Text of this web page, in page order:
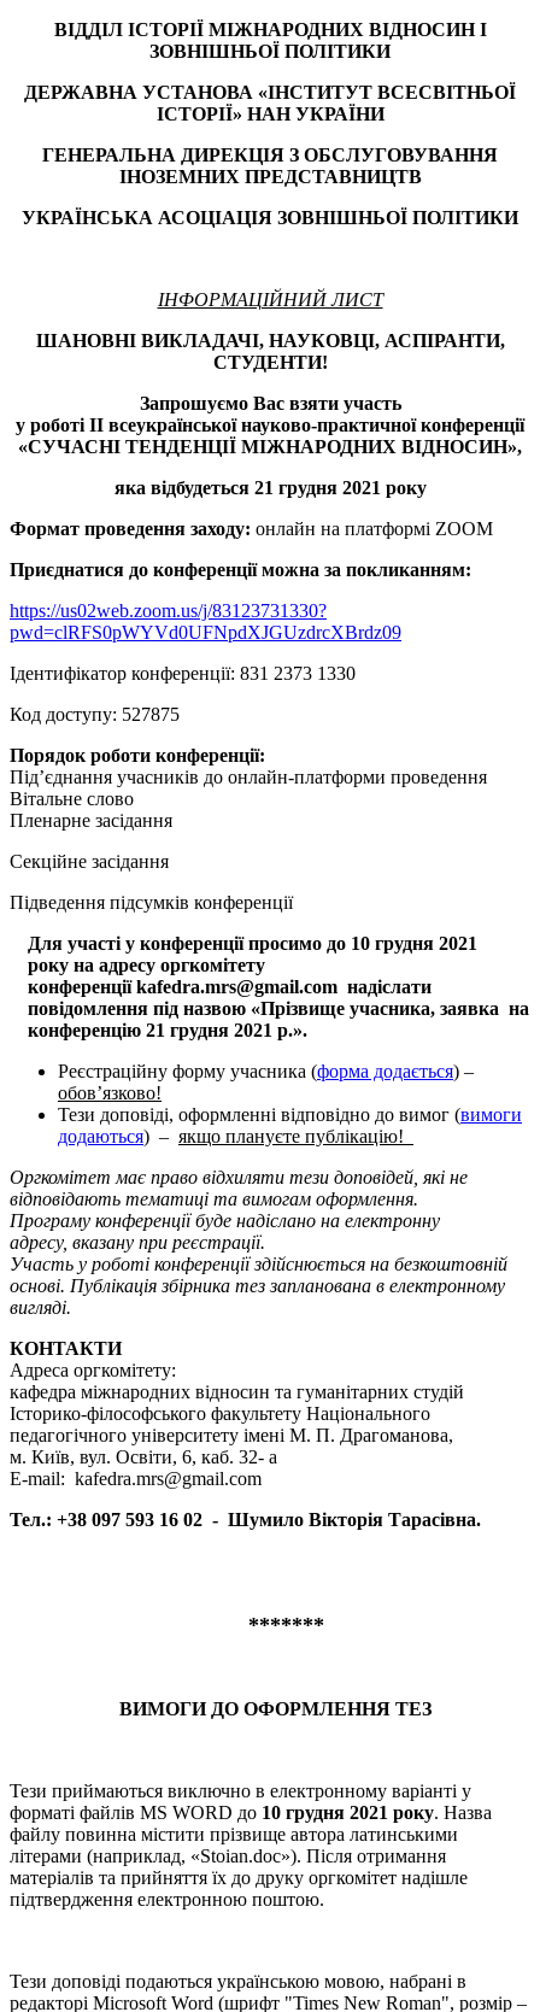
ВІДДІЛ ІСТОРІЇ МІЖНАРОДНИХ ВІДНОСИН І
ЗОВНІШНЬОЇ ПОЛІТИКИ
ДЕРЖАВНА УСТАНОВА «ІНСТИТУТ ВСЕСВІТНЬОЇ
ІСТОРІЇ» НАН УКРАЇНИ
ГЕНЕРАЛЬНА ДИРЕКЦІЯ З ОБСЛУГОВУВАННЯ
ІНОЗЕМНИХ ПРЕДСТАВНИЦТВ
УКРАЇНСЬКА АСОЦІАЦІЯ ЗОВНІШНЬОЇ ПОЛІТИКИ
ІНФОРМАЦІЙНИЙ ЛИСТ
ШАНОВНІ ВИКЛАДАЧІ, НАУКОВЦІ, АСПІРАНТИ,
СТУДЕНТИ!
Запрошуємо Вас взяти участь
у роботі ІІ всеукраїнської науково-практичної конференції
«СУЧАСНІ ТЕНДЕНЦІЇ МІЖНАРОДНИХ ВІДНОСИН»,
яка відбудеться 21 грудня 2021 року
Формат проведення заходу: онлайн на платформі ZOOM
Приєднатися до конференції можна за покликанням:
https://us02web.zoom.us/j/83123731330?
pwd=clRFS0pWYVd0UFNpdXJGUzdrcXBrdz09
Ідентифікатор конференції: 831 2373 1330
Код доступу: 527875
Порядок роботи конференції:
Під’єднання учасників до онлайн-платформи проведення
Вітальне слово
Пленарне засідання
Секційне засідання
Підведення підсумків конференції
Для участі у конференції просимо до 10 грудня 2021
року на адресу оргкомітету
конференції kafedra.mrs@gmail.com надіслати
повідомлення під назвою «Прізвище учасника, заявка на
конференцію 21 грудня 2021 р.».
Реєстраційну форму учасника (форма додається) –
обов’язково!
Тези доповіді, оформленні відповідно до вимог (вимоги
додаються) – якщо плануєте публікацію!
Оргкомітет має право відхиляти тези доповідей, які не
відповідають тематиці та вимогам оформлення.
Програму конференції буде надіслано на електронну
адресу, вказану при реєстрації.
Участь у роботі конференції здійснюється на безкоштовній
основі. Публікація збірника тез запланована в електронному
вигляді.
КОНТАКТИ
Адреса оргкомітету:
кафедра міжнародних відносин та гуманітарних студій
Історико-філософського факультету Національного
педагогічного університету імені М. П. Драгоманова,
м. Київ, вул. Освіти, 6, каб. 32- а
E-mail: kafedra.mrs@gmail.com
Тел.: +38 097 593 16 02 - Шумило Вікторія Тарасівна.
*******
ВИМОГИ ДО ОФОРМЛЕННЯ ТЕЗ
Тези приймаються виключно в електронному варіанті у
форматі файлів MS WORD до 10 грудня 2021 року. Назва
файлу повинна містити прізвище автора латинськими
літерами (наприклад, «Stoian.doc»). Після отримання
матеріалів та прийняття їх до друку оргкомітет надішле
підтвердження електронною поштою.
Тези доповіді подаються українською мовою, набрані в
редакторі Microsoft Word (шрифт "Times New Roman", розмір –